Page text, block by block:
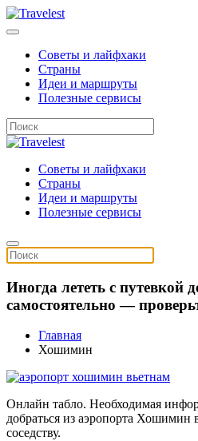
Советы и лайфхаки
Страны
Идеи и маршруты
Полезные сервисы
Советы и лайфхаки
Страны
Идеи и маршруты
Полезные сервисы
Иногда лететь с путевкой
самостоятельно —
Главная
Хошимин
Онлайн табло. Необходимая
добраться из аэропорта Хошимин
соседству.